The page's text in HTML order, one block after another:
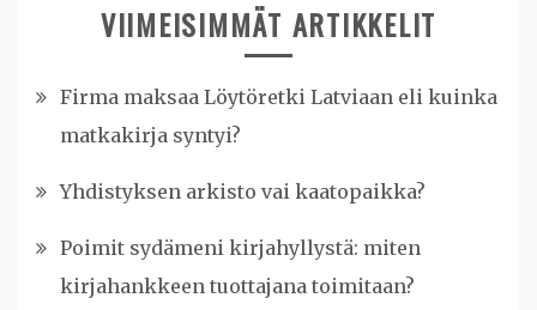
VIIMEISIMMÄT ARTIKKELIT
Firma maksaa Löytöretki Latviaan eli kuinka
matkakirja syntyi?
Yhdistyksen arkisto vai kaatopaikka?
Poimit sydämeni kirjahyllystä: miten
kirjahankkeen tuottajana toimitaan?